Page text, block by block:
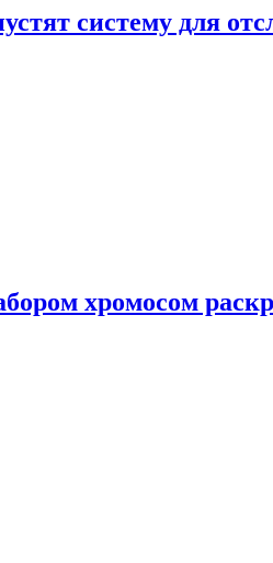
систему для
хромосом